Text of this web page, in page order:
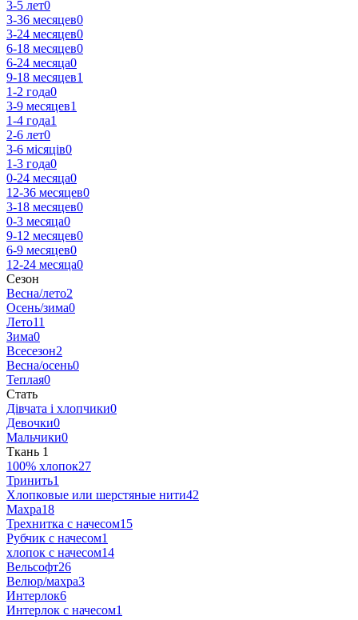
3-5 лет0
3-36 месяцев0
3-24 месяцев0
6-18 месяцев0
6-24 месяца0
9-18 месяцев1
1-2 года0
3-9 месяцев1
1-4 года1
2-6 лет0
3-6 місяців0
1-3 года0
0-24 месяца0
12-36 месяцев0
3-18 месяцев0
0-3 месяца0
9-12 месяцев0
6-9 месяцев0
12-24 месяца0
Сезон
Весна/лето2
Осень/зима0
Лето11
Зима0
Всесезон2
Весна/осень0
Теплая0
Стать
Дівчата і хлопчики0
Девочки0
Мальчики0
Ткань 1
100% хлопок27
Тринить1
Хлопковые или шерстяные нити42
Махра18
Трехнитка с начесом15
Рубчик с начесом1
хлопок с начесом14
Вельсофт26
Велюр/махра3
Интерлок6
Интерлок с начесом1